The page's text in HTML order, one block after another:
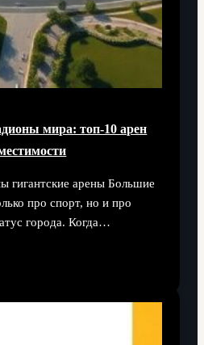
мира: топ-10 арен
гигантские арены Большие
про спорт, но и про
города. Когда…